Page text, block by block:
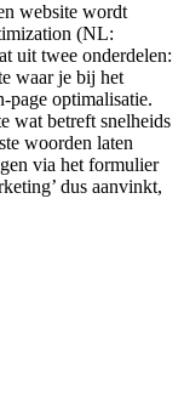
website wordt
(NL:
uit twee onderdelen:
waar je bij het
page optimalisatie.
wat betreft snelheids
woorden laten
via het formulier
dus aanvinkt,